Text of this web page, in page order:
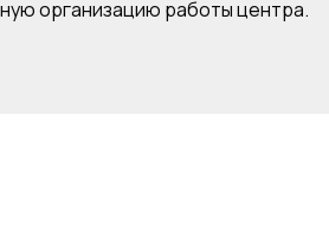
организацию работы центра.